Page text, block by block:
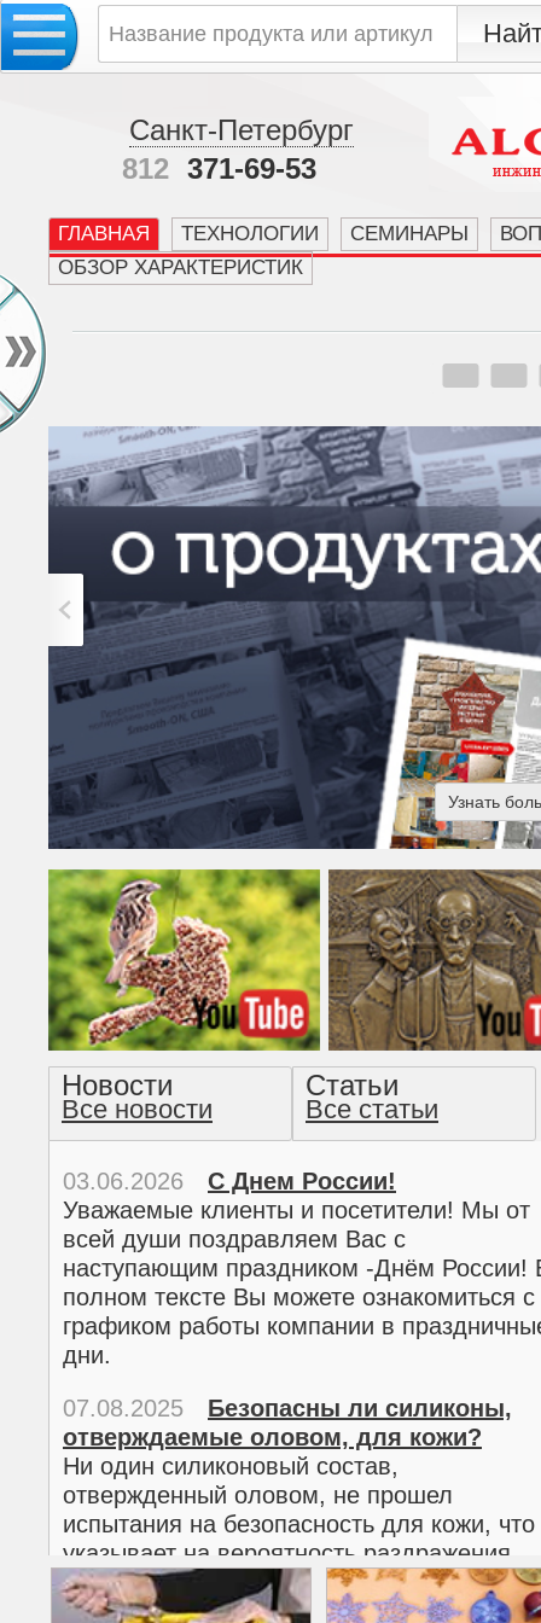
Санкт-Петербург
812 371-69-53
ГЛАВНАЯ ТЕХНОЛОГИИ СЕМИНАРЫ
ОБЗОР ХАРАКТЕРИСТИК
Узнать
Американская готика -
прочтение методом
Новости
Все новости
Статьи
Все статьи
03.06.2026
С Днем России!
Уважаемые клиенты и посетители! Мы от
всей души поздравляем Вас с
наступающим праздником -Днём России!
полном тексте Вы можете ознакомиться с
графиком работы компании в
дни.
02.03.2026
С 8 марта!
Дорогие женщины!
Поздравляем Вас с наступающим
Международным женским днем 8 марта!
полном тексте можно ознакомиться с
графиком работы компании в
07.08.2025
Безопасны ли силиконы,
отверждаемые оловом, для кожи?
Ни один силиконовый состав,
отвержденный оловом, не прошел
испытания на безопасность для кожи, что
указывает на вероятность раздражения
кожи.